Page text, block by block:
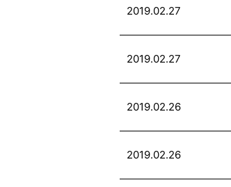
2019.02.27
2019.02.27
2019.02.26
2019.02.26